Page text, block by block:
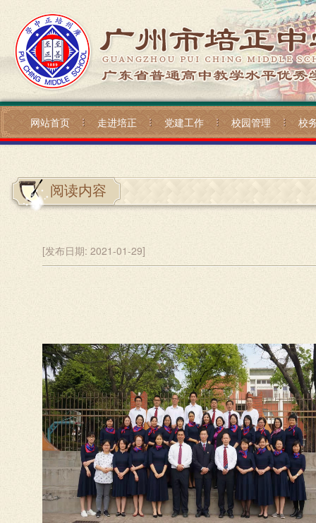
网站首页 走进培正 党建工作 校园管理 校
阅读内容
[发布日期: 2021-01-29]